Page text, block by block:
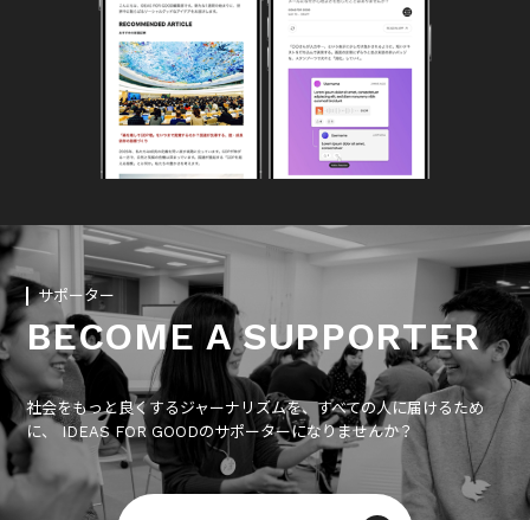
サポーター
BECOME A SUPPORTER
社会をもっと良くするジャーナリズムを、すべての人に届けるため
に、 IDEAS FOR GOODのサポーターになりませんか？